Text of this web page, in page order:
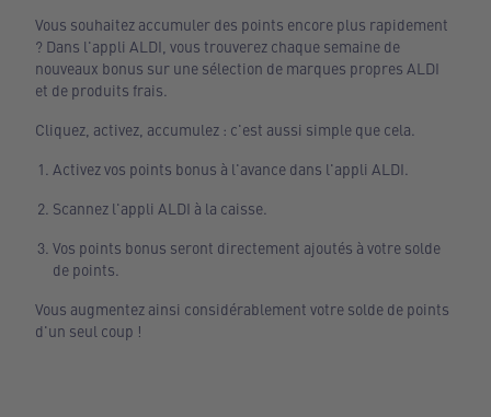
Vous souhaitez accumuler des points encore plus rapidement
? Dans l'appli ALDI, vous trouverez chaque semaine de
nouveaux bonus sur une sélection de marques propres ALDI
et de produits frais.
Cliquez, activez, accumulez : c'est aussi simple que cela.
Activez vos points bonus à l'avance dans l'appli ALDI.
Scannez l'appli ALDI à la caisse.
Vos points bonus seront directement ajoutés à votre solde
de points.
Vous augmentez ainsi considérablement votre solde de points
d'un seul coup !